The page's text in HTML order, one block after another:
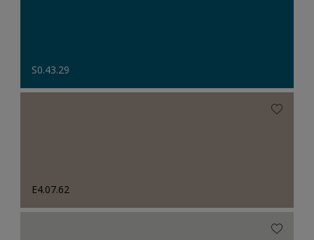
S0.43.29
E4.07.62